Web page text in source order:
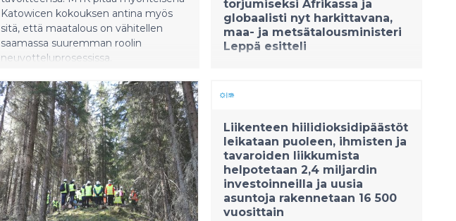
Katowicen kokouksen antina myös
sitä, että maatalous on vähitellen
saamassa suuremman roolin
neuvotteluprosessissa.
torjumiseksi Afrikassa ja
globaalisti nyt harkittavana,
maa- ja metsätalousministeri
Leppä esitteli
uutta aloitetta ilmastonmuutoksen
torjumiseksi metsittämisen avulla,
EU-Afrikka -kumppanuuden kautta.
Pääministeri Juha Sipilä on jo
keskustellut Suomen aloitteesta
Euroopan komission puheenjohtajan
Jean-Claude Junckerin kanssa. Maa-
Liikenteen hiilidioksidipäästöt
leikataan puoleen, ihmisten ja
tavaroiden liikkumista
helpotetaan 2,4 miljardin
investoinneilla ja uusia
asuntoja rakennetaan 16 500
vuosittain